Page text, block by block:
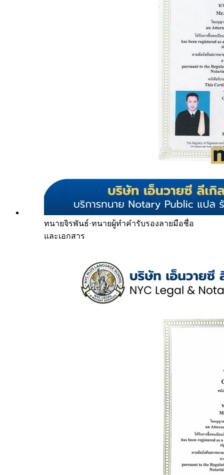
ทนายจิรพันธ์·ทนายผู้ทำคำรับรองลายมือชื่อ
และเอกสาร